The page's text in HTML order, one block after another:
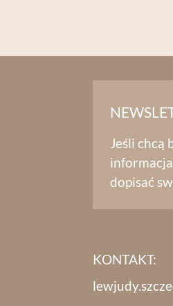
Jeśli chcą
dopisać
KONTAKT: